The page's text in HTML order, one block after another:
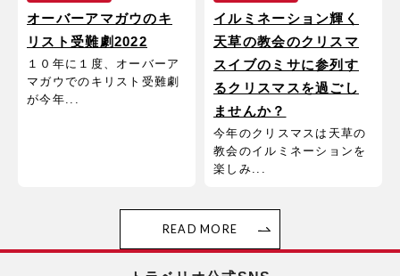
オーバーアマガウのキ
リスト受難劇2022
１０年に１度、オーバーア
マガウでのキリスト受難劇
が今年...
イルミネーション輝く
天草の教会のクリスマ
スイブのミサに参列す
るクリスマスを過ごし
ませんか？
今年のクリスマスは天草の
教会のイルミネーションを
楽しみ...
READ MORE